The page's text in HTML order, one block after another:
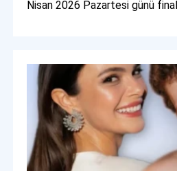
Nisan 2026 Pazartesi günü